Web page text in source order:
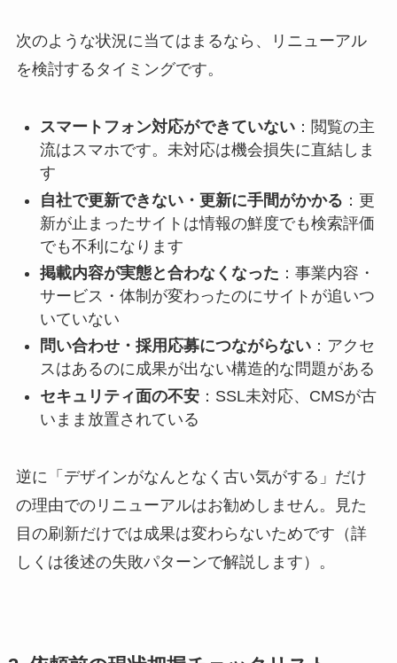
次のような状況に当てはまるなら、リニューアル
を検討するタイミングです。
スマートフォン対応ができていない：閲覧の主
流はスマホです。未対応は機会損失に直結しま
す
自社で更新できない・更新に手間がかかる ：更
新が止まったサイトは情報の鮮度でも検索評価
でも不利になります
掲載内容が実態と合わなくなった ：事業内容・
サービス・体制が変わったのにサイトが追いつ
いていない
問い合わせ・採用応募につながらない：アクセ
スはあるのに成果が出ない構造的な問題がある
セキュリティ面の不安：SSL未対応、CMSが古
いまま放置されている
逆に「デザインがなんとなく古い気がする」だけ
の理由でのリニューアルはお勧めしません。見た
目の刷新だけでは成果は変わらないためです（詳
しくは後述の失敗パターンで解説します）。